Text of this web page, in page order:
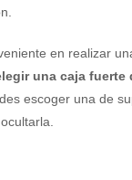
en realizar
una caja fuerte
escoger una de